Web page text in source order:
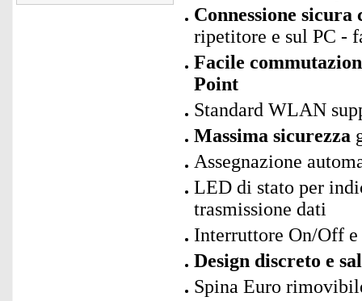
Connessione sicura
ripetitore e sul PC -
Facile
Point
Standard WLAN
Massima sicurezza
Assegnazione
LED di stato per
trasmissione dati
Interruttore On/Off e
Design discreto e
Spina Euro